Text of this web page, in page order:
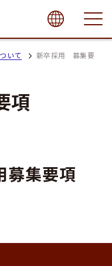
close
いて
新卒採用 募集要
項
募集要項